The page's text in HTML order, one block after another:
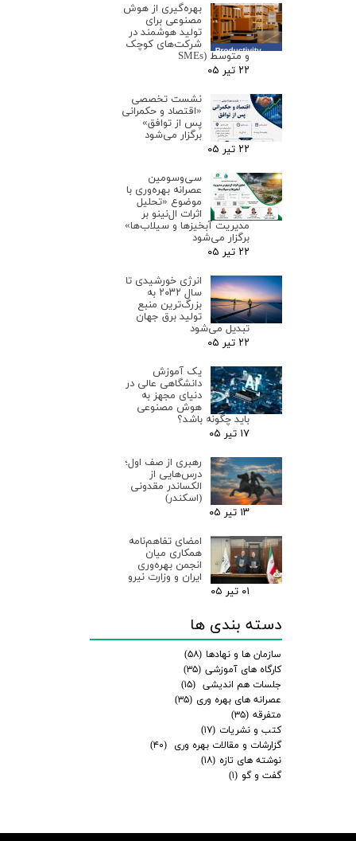
بهره‌گیری از هوش
مصنوعی برای
تولید هوشمند در
شرکت‌های کوچک
و متوسط (SMEs
۲۲ تیر ۰۵
نشست تخصصی
«اقتصاد و حکمرانی
پس از توافق»
برگزار می‌شود
۲۲ تیر ۰۵
سی‌وسومین
عصرانه بهره‌وری با
موضوع «تحلیل
اثرات ال‌نینو بر
مدیریت آبخیزها و سیلاب‌ها»
برگزار می‌شود
۲۲ تیر ۰۵
انرژی خورشیدی تا
سال ۲۰۳۲ به
بزرگ‌ترین منبع
تولید برق جهان
تبدیل می‌شود
۲۲ تیر ۰۵
یک آموزش
دانشگاهی عالی در
دنیای مجهز به
هوش مصنوعی
باید چگونه باشد؟
۱۷ تیر ۰۵
رهبری از صف اول؛
درس‌هایی از
الکساندر مقدونی
(اسکندر)
۱۳ تیر ۰۵
امضای تفاهم‌نامه
همکاری میان
انجمن بهره‌وری
ایران و وزارت نیرو
۰۱ تیر ۰۵
دسته بندی ها
سازمان ها و نهادها (۵۸)
کارگاه های آموزشی (۳۵)
جلسات هم اندیشی (۱۵)
عصرانه های بهره وری (۳۵)
متفرقه (۳۵)
کتب و نشریات (۱۷)
گزارشات و مقالات بهره وری
(۴۰)
نوشته های تازه (۱۸)
گفت و گو (۱)